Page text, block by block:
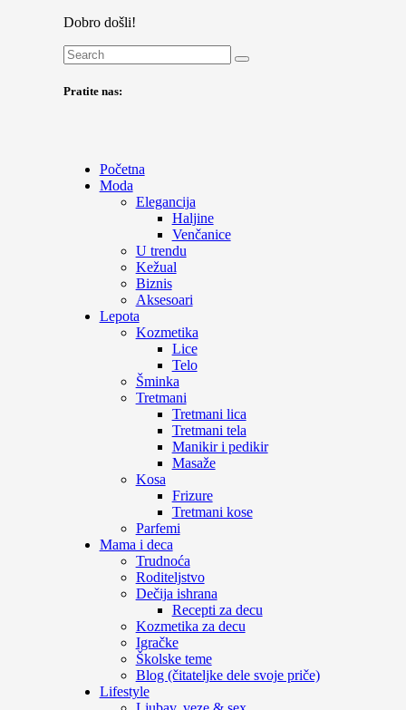
Dobro došli!
Pratite nas:
Početna
Moda
Elegancija
Haljine
Venčanice
U trendu
Kežual
Biznis
Aksesoari
Lepota
Kozmetika
Lice
Telo
Šminka
Tretmani
Tretmani lica
Tretmani tela
Manikir i pedikir
Masaže
Kosa
Frizure
Tretmani kose
Parfemi
Mama i deca
Trudnoća
Roditeljstvo
Dečija ishrana
Recepti za decu
Kozmetika za decu
Igračke
Školske teme
Blog (čitateljke dele svoje priče)
Lifestyle